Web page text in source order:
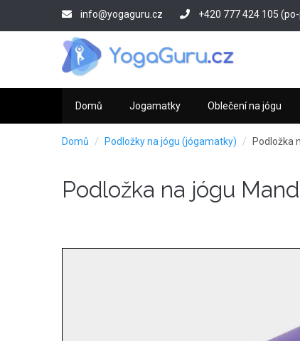
info@yogaguru.cz +420 777 424 105
Domů Jogamatky Oblečení na jógu
Domů Podložky na jógu (jógamatky) Podložka
Podložka na jógu